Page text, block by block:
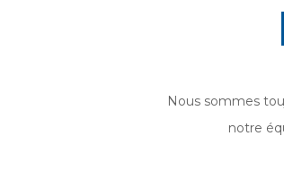
Nous sommes
notre